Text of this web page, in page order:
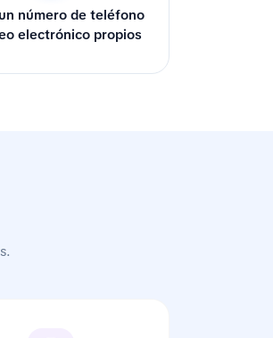
número de teléfono
electrónico propios